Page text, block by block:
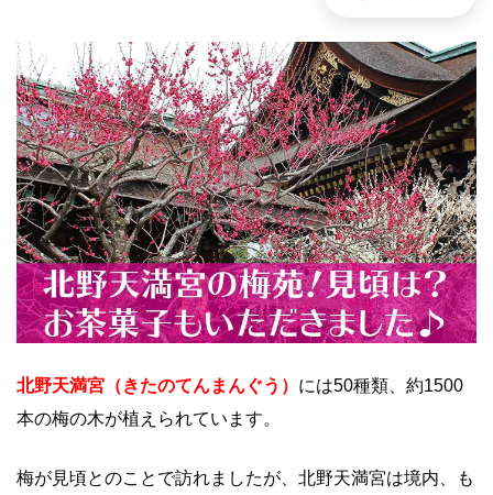
北野天満宮（きたのてんまんぐう） には50種類、約1500
本の梅の木が植えられています。
梅が見頃とのことで訪れましたが、北野天満宮は境内、も